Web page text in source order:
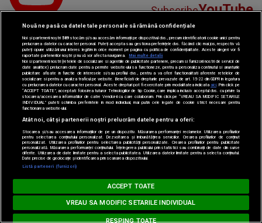
SubscribeYouTube
WatchTikTok
Loading... MUSIC NON STOP
COTTURA - Quieres Una AventuraCORINA & TONI COTTURA -
Nouă ne pasă ca datele tale personale să rămână confidențiale
Noi și partenerii noștri589stocăm și/sau accesăm informații pe dispozitivul dvs., precum identificatorii cookie unici pentru
prelucrarea datelor cu caracter personal. Puteți accepta sau gestiona preferințele dvs. făcând clic mai jos, respectiv vă
puteți opune utilizării unui interes legitim în orice moment pe pagina cu politica de confidențialitate. Aceste alegeri vor fi
raportate partenerilor noștri și nu vă vor afecta navigarea.
Mai multe detalii
Noi si partenerii nostri (retelele de socializare si agentiile de publicitate partenere, precum si furnizorii nostri de servicii de
date analitice) prelucram date pentru a permite website-ului sa functioneze, pentru a personaliza continutul si anunturile
publicitare afisate in functie de interesele si/sau profilul dvs., pentru a va oferi functionalitati aferente retelelor de
socializare si pentru a analiza traficul pe website. Beneficiati de drepturile prevazute de art. 15-22 din GDPR in legatura
cu prelucrarea datelor cu caracter personal. Aceste drepturi pot fi exercitate prin modalitatea indicataaici . Prin click pe
“ACCEPT TOATE”, acceptati folosirea tuturor Tehnologiilor de tip Cookie, care implica inclusiv acceptul dvs. cu privire la
stocarea/accesarea informatiilor de catre Vendor-ii cu care colaboram. Prin click pe “VREAU SA MODIFIC SETARILE
INDIVIDUAL” puteti schimba preferintele in mod individual, mai putin cele legate de cookie strict necesare pentru
functionarea website-ului.
Atât noi, cât și partenerii noștri prelucrăm datele pentru a oferi:
Stocarea și/sau accesarea informațiilor de pe un dispozitiv. Măsurarea performanței reclamelor. Utilizarea profilurilor
pentru selectarea conținutului personalizat. Dezvoltarea și îmbunătățirea serviciilor. Crearea profilurilor de conținut
personalizat. Utilizarea profilurilor pentru selectarea publicității personalizate. Crearea profilurilor pentru publicitate
personalizată. Măsurarea performanței conținutului. Înțelegerea publicului prin statistici sau combinații de date din surse
diferite. Utilizarea de date limitate pentru a selecta publicitatea. Utilizarea datelor limitate pentru a selecta conținutul.
Date precise de geolocație și identificarea prin scanarea dispozitivului.
Listă parteneri (furnizori)
ACCEPT TOATE
RESPING TOATE
VREAU SA MODIFIC SETARILE INDIVIDUAL